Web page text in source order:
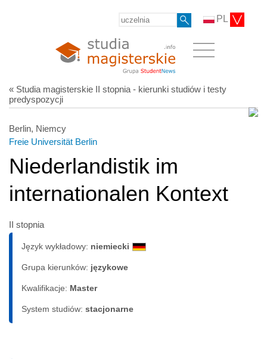
PL
« Studia magisterskie II stopnia - kierunki studiów i testy
predyspozycji
Berlin, Niemcy
Freie Universität Berlin
Niederlandistik im
internationalen Kontext
II stopnia
Język wykładowy: niemiecki
Grupa kierunków: językowe
Kwalifikacje: Master
System studiów: sta­cjo­nar­ne